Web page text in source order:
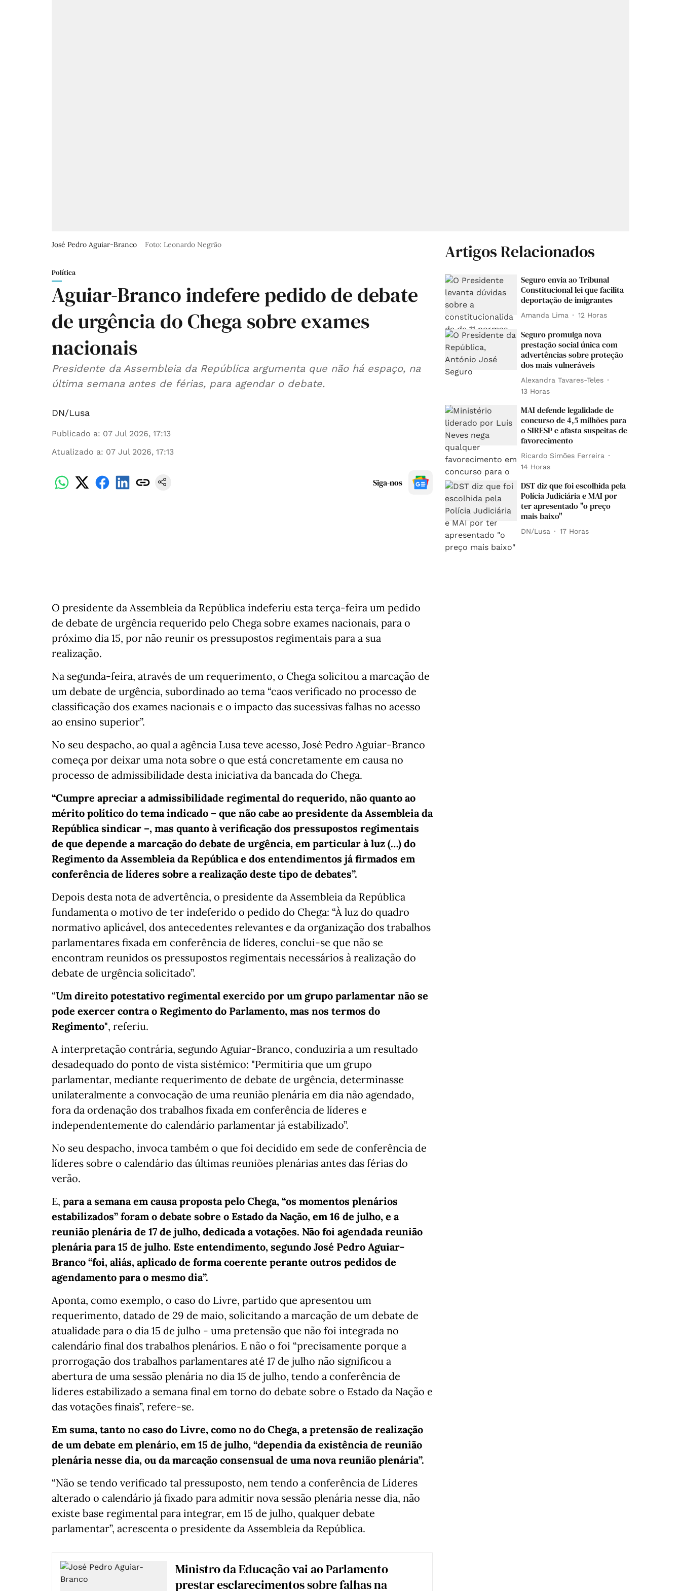
José Pedro Aguiar-Branco Foto: Leonardo Negrão
Política
Aguiar-Branco indefere pedido de debate
de urgência do Chega sobre exames
nacionais
Presidente da Assembleia da República argumenta que não há espaço, na
última semana antes de férias, para agendar o debate.
DN/Lusa
Publicado a: 07 Jul 2026, 17:13
Atualizado a: 07 Jul 2026, 17:13
Siga-nos
O presidente da Assembleia da República indeferiu esta terça-feira um pedido
de debate de urgência requerido pelo Chega sobre exames nacionais, para o
próximo dia 15, por não reunir os pressupostos regimentais para a sua
realização.
Na segunda-feira, através de um requerimento, o Chega solicitou a marcação de
um debate de urgência, subordinado ao tema “caos verificado no processo de
classificação dos exames nacionais e o impacto das sucessivas falhas no acesso
ao ensino superior”.
No seu despacho, ao qual a agência Lusa teve acesso, José Pedro Aguiar-Branco
começa por deixar uma nota sobre o que está concretamente em causa no
processo de admissibilidade desta iniciativa da bancada do Chega.
“Cumpre apreciar a admissibilidade regimental do requerido, não quanto ao
mérito político do tema indicado – que não cabe ao presidente da Assembleia da
República sindicar –, mas quanto à verificação dos pressupostos regimentais
de que depende a marcação do debate de urgência, em particular à luz (…) do
Regimento da Assembleia da República e dos entendimentos já firmados em
conferência de líderes sobre a realização deste tipo de debates”.
Depois desta nota de advertência, o presidente da Assembleia da República
fundamenta o motivo de ter indeferido o pedido do Chega: “À luz do quadro
normativo aplicável, dos antecedentes relevantes e da organização dos trabalhos
parlamentares fixada em conferência de líderes, conclui-se que não se
encontram reunidos os pressupostos regimentais necessários à realização do
debate de urgência solicitado”.
“Um direito potestativo regimental exercido por um grupo parlamentar não se
pode exercer contra o Regimento do Parlamento, mas nos termos do
Regimento", referiu.
A interpretação contrária, segundo Aguiar-Branco, conduziria a um resultado
desadequado do ponto de vista sistémico: "Permitiria que um grupo
parlamentar, mediante requerimento de debate de urgência, determinasse
unilateralmente a convocação de uma reunião plenária em dia não agendado,
fora da ordenação dos trabalhos fixada em conferência de líderes e
independentemente do calendário parlamentar já estabilizado”.
No seu despacho, invoca também o que foi decidido em sede de conferência de
líderes sobre o calendário das últimas reuniões plenárias antes das férias do
verão.
E, para a semana em causa proposta pelo Chega, “os momentos plenários
estabilizados” foram o debate sobre o Estado da Nação, em 16 de julho, e a
reunião plenária de 17 de julho, dedicada a votações. Não foi agendada reunião
plenária para 15 de julho. Este entendimento, segundo José Pedro Aguiar-
Branco “foi, aliás, aplicado de forma coerente perante outros pedidos de
agendamento para o mesmo dia”.
Aponta, como exemplo, o caso do Livre, partido que apresentou um
requerimento, datado de 29 de maio, solicitando a marcação de um debate de
atualidade para o dia 15 de julho - uma pretensão que não foi integrada no
calendário final dos trabalhos plenários. E não o foi “precisamente porque a
prorrogação dos trabalhos parlamentares até 17 de julho não significou a
abertura de uma sessão plenária no dia 15 de julho, tendo a conferência de
líderes estabilizado a semana final em torno do debate sobre o Estado da Nação e
das votações finais”, refere-se.
Em suma, tanto no caso do Livre, como no do Chega, a pretensão de realização
de um debate em plenário, em 15 de julho, “dependia da existência de reunião
plenária nesse dia, ou da marcação consensual de uma nova reunião plenária”.
“Não se tendo verificado tal pressuposto, nem tendo a conferência de Líderes
alterado o calendário já fixado para admitir nova sessão plenária nesse dia, não
existe base regimental para integrar, em 15 de julho, qualquer debate
parlamentar”, acrescenta o presidente da Assembleia da República.
Ministro da Educação vai ao Parlamento
prestar esclarecimentos sobre falhas na
Artigos Relacionados
Seguro envia ao Tribunal
Constitucional lei que facilita
deportação de imigrantes
Amanda Lima 12 Horas
Seguro promulga nova
prestação social única com
advertências sobre proteção
dos mais vulneráveis
Alexandra Tavares-Teles
13 Horas
MAI defende legalidade de
concurso de 4,5 milhões para
o SIRESP e afasta suspeitas de
favorecimento
Ricardo Simões Ferreira
14 Horas
DST diz que foi escolhida pela
Polícia Judiciária e MAI por
ter apresentado "o preço
mais baixo"
DN/Lusa 17 Horas